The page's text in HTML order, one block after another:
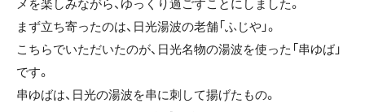
メを楽しみながら、ゆっくり過ごすことにしました。
まず立ち寄ったのは、日光湯波の老舗「ふじや」。
こちらでいただいたのが、日光名物の湯波を使った「串ゆば」
です。
串ゆばは、日光の湯波を串に刺して揚げたもの。